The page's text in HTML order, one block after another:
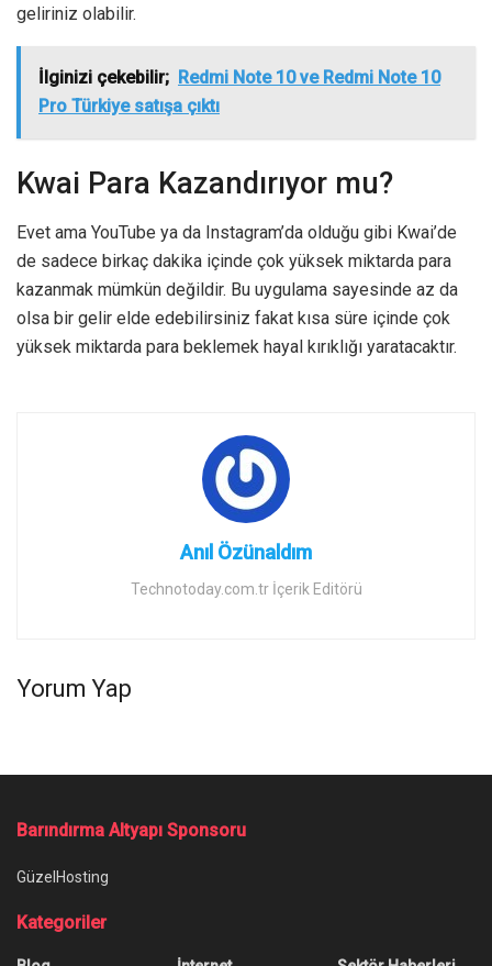
geliriniz olabilir.
İlginizi çekebilir; Redmi Note 10 ve Redmi Note 10
Pro Türkiye satışa çıktı
Kwai Para Kazandırıyor mu?
Evet ama YouTube ya da Instagram’da olduğu gibi Kwai’de
de sadece birkaç dakika içinde çok yüksek miktarda para
kazanmak mümkün değildir. Bu uygulama sayesinde az da
olsa bir gelir elde edebilirsiniz fakat kısa süre içinde çok
yüksek miktarda para beklemek hayal kırıklığı yaratacaktır.
Anıl Özünaldım
Technotoday.com.tr İçerik Editörü
Yorum Yap
Barındırma Altyapı Sponsoru
GüzelHosting
Kategoriler